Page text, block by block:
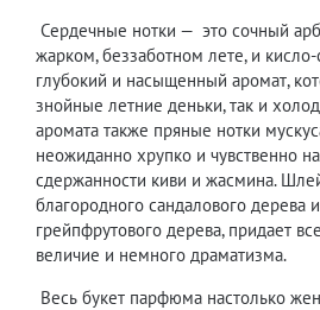
Сердечные нотки — это сочный
жарком, беззаботном лете, и
глубокий и насыщенный аромат,
знойные летние деньки, так и
аромата также пряные нотки
неожиданно хрупко и чувственно
сдержанности киви и жасмина.
благородного сандалового дерева
грейпфрутового дерева, придает
величие и немного драматизма.
Весь букет парфюма настолько